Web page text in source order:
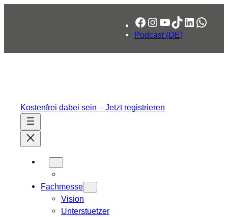
Facebook
Instagram
YouTube
TikTok
LinkedIn
Podcast (DE)
Kostenfrei dabei sein – Jetzt registrieren
Fachmesse
Vision
Unterstuetzer